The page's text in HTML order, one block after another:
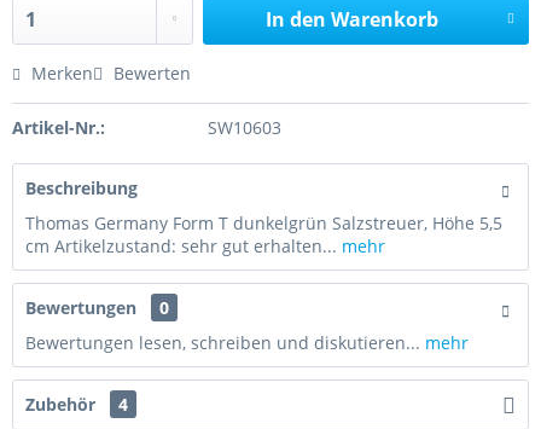
In den Warenkorb
Merken Bewerten
Artikel-Nr.: SW10603
Beschreibung
Thomas Germany Form T dunkelgrün Salzstreuer, Höhe 5,5
cm Artikelzustand: sehr gut erhalten... mehr
Bewertungen
0
Bewertungen lesen, schreiben und diskutieren... mehr
Zubehör 4